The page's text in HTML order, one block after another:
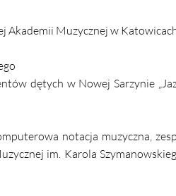
Akademii Muzycznej w
dętych w Nowej Sarzynie
notacja muzyczna,
im. Karola